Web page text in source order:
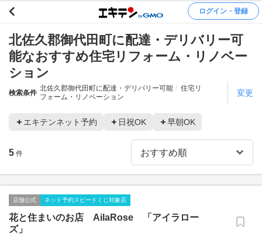
ログイン・登録
北佐久郡御代田町に配達・デリバリー可
能なおすすめ住宅リフォーム・リノベー
ション
検索条件
北佐久郡御代田町に配達・デリバリー可能
住宅リ
フォーム・リノベーション
変更
エキテンネット予約 日祝OK 早朝OK
5 件
店舗公式 ネット予約スピードくじ対象店
花と住まいのお店 AilaRose 「アイラロー
ズ」